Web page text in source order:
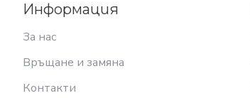
Информация
За нас
Връщане и замяна
Контакти